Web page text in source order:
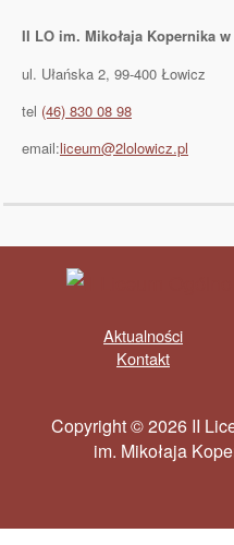
II LO im. Mikołaja Kopernika
ul. Ułańska 2, 99-400 Łowicz
tel (46) 830 08 98
email:liceum@2lolowicz.pl
Aktualności
Kontakt
Copyright © 2026 II
im. Mikołaja